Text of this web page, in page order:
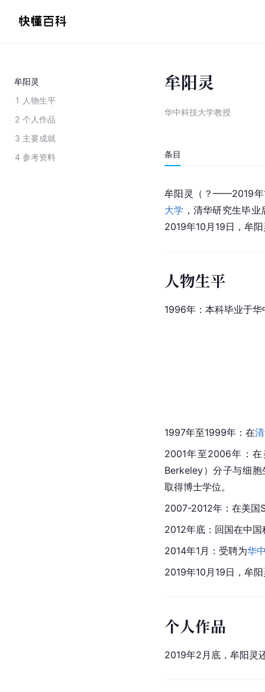
牟阳灵
1 人物生平
2 个人作品
3 主要成就
4 参考资料
牟阳灵
华中科技大学教授
条目
牟阳灵（？——2019年
大学 ，清华研究生毕
2019年10月19日，牟
人物生平
1996年：本科毕业于华
1997年至1999年：在
2001年至2006年：
Berkeley）分子与细
取得博士学位。
2007-2012年：在美国
2012年底：回国在中
2014年1月：受聘为华
2019年10月19日，牟
个人作品
2019年2月底，牟阳灵